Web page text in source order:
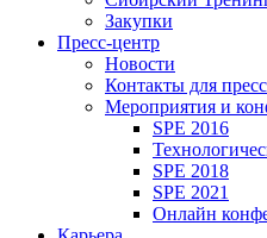
Закупки
Пресс-центр
Новости
Контакты для
Мероприятия и
SPE 2016
SPE 2018
SPE 2021
Онлайн